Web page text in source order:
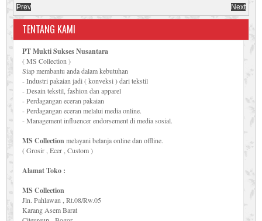
Prev Next
TENTANG KAMI
PT Mukti Sukses Nusantara
( MS Collection )
Siap membantu anda dalam kebutuhan
- Industri pakaian jadi ( konveksi ) dari tekstil
- Desain tekstil, fashion dan apparel
- Perdagangan eceran pakaian
- Perdagangan eceran melalui media online.
- Management influencer endorsement di media sosial.
MS Collectionmelayani belanja online dan offline.
( Grosir , Ecer , Custom )
Alamat Toko :
MS Collection
Jln. Pahlawan , Rt.08/Rw.05
Karang Asem Barat